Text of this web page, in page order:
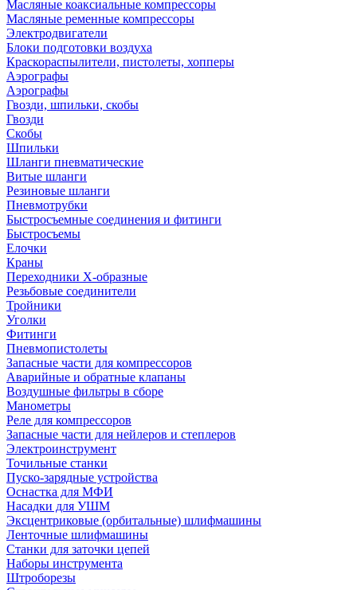
Масляные коаксиальные компрессоры
Масляные ременные компрессоры
Электродвигатели
Блоки подготовки воздуха
Краскораспылители, пистолеты, хопперы
Аэрографы
Аэрографы
Гвозди, шпильки, скобы
Гвозди
Скобы
Шпильки
Шланги пневматические
Витые шланги
Резиновые шланги
Пневмотрубки
Быстросъемные соединения и фитинги
Быстросъемы
Елочки
Краны
Переходники Х-образные
Резьбовые соединители
Тройники
Уголки
Фитинги
Пневмопистолеты
Запасные части для компрессоров
Аварийные и обратные клапаны
Воздушные фильтры в сборе
Манометры
Реле для компрессоров
Запасные части для нейлеров и степлеров
Электроинструмент
Точильные станки
Пуско-зарядные устройства
Оснастка для МФИ
Насадки для УШМ
Эксцентриковые (орбитальные) шлифмашины
Ленточные шлифмашины
Станки для заточки цепей
Наборы инструмента
Штроборезы